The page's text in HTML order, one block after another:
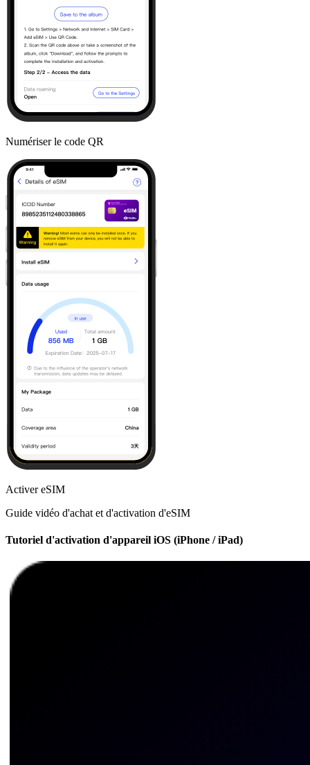
Numériser le code QR
Activer eSIM
Guide vidéo d'achat et d'activation d'eSIM
Tutoriel d'activation d'appareil iOS (iPhone / iPad)